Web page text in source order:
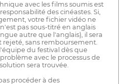
avec les films soumis est
des cinéastes. Si,
votre fichier vidéo ne
pas sous-titré en anglais
autre que l'anglais), il sera
sans remboursement.
du festival dès que
avec le processus de
sera trouvée.
procéder à des